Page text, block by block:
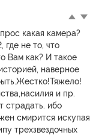
какая камера?
где не то, что
Вам как? И такое
наверное
и пр.
страдать. ибо
смирится искупая
трехзвездочных